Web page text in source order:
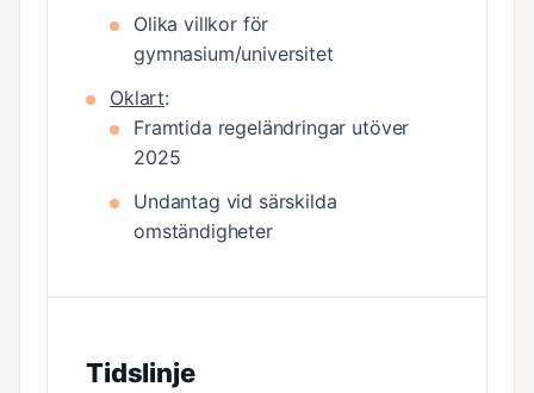
Olika villkor för
gymnasium/universitet
Oklart:
Framtida regeländringar utöver
2025
Undantag vid särskilda
omständigheter
Tidslinje